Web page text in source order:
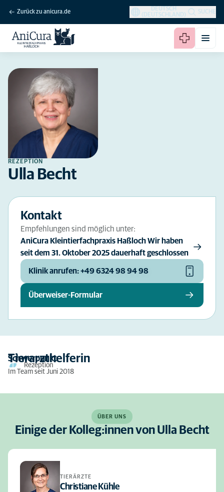
Zurück zu anicura.de
DEUTSCH
(DEUTSCHLAND)
SUCHE
REZEPTION
Ulla Becht
Kontakt
Empfehlungen sind möglich unter:
AniCura Kleintierfachpraxis Haßloch Wir haben
seit dem 31. Oktober 2025 dauerhaft geschlossen
Klinik anrufen: +49 6324 98 94 98
Überweiser-Formular
Tierarzthelferin
Schwerpunkt
Rezeption
Im Team seit Juni 2018
ÜBER UNS
Einige der Kolleg:innen von Ulla Becht
TIERÄRZTE
Christiane Kühle